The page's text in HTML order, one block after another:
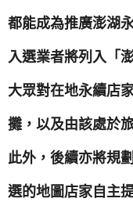
都能成為推廣澎湖
入選業者將列入「
大眾對在地永續店
攤，以及由該處於
此外，後續亦將規
選的地圖店家自主